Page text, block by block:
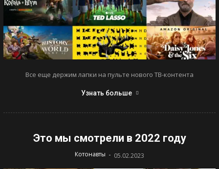
Все еще держим лапки на пульте нового ТВ-контента
Узнать больше
Это мы смотрели в 2022 году
Котонавты - 05.02.2023